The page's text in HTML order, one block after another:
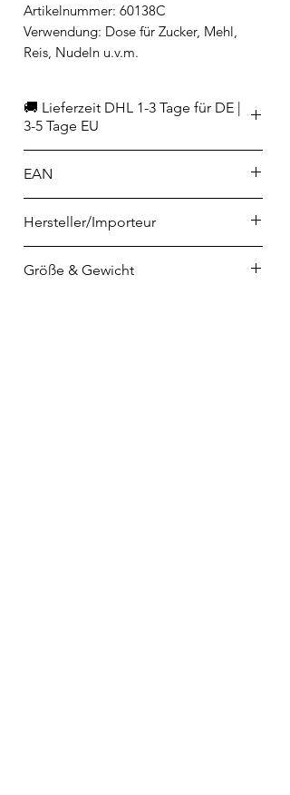
Artikelnummer: 60138C
Verwendung: Dose für Zucker, Mehl,
Reis, Nudeln u.v.m.
🚚 Lieferzeit DHL 1-3 Tage für DE |
3-5 Tage EU
EAN
Hersteller/Importeur
als Agent für und im Auftrag der
Größe & Gewicht